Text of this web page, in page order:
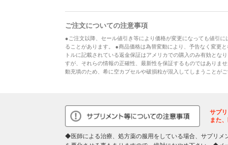
ご注文についての注意事項
●ご注文以降、セール値引き等により価格が変更になっても値引
ることがあります。 ●商品価格は為替変動により、予告なく変更
トルに記載されている返金保証はアメリカでの購入のみ有効とな
すが、それらの情報の正確性、最新性を保証するものではありま
動充填のため、希に空カプセルや破損粒が混入してしまうことが
サプ
また
◆医師による治療、処方薬の服用をしている場合、サプリメ